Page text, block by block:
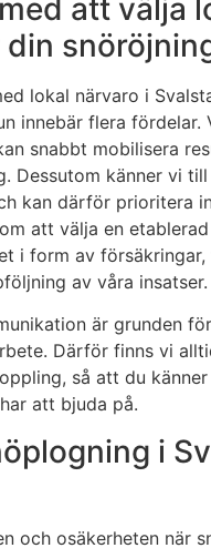
att välja
lokal närvaro i
innebär flera fördelar.
snabbt mobilisera
Dessutom känner vi
kan därför prioritera
att välja en
i form av
av våra insatser.
är grunden
Därför finns vi
så att du
att bjuda på.
i
och osäkerheten när